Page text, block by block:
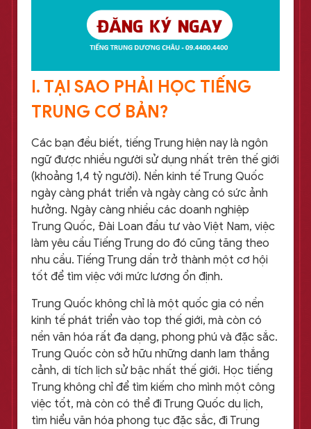
I. TẠI SAO PHẢI HỌC TIẾNG
TRUNG CƠ BẢN?
Các bạn đều biết, tiếng Trung hiện nay là ngôn
ngữ được nhiều người sử dụng nhất trên thế giới
(khoảng 1,4 tỷ người). Nền kinh tế Trung Quốc
ngày càng phát triển và ngày càng có sức ảnh
hưởng. Ngày càng nhiều các doanh nghiệp
Trung Quốc, Đài Loan đầu tư vào Việt Nam, việc
làm yêu cầu Tiếng Trung do đó cũng tăng theo
nhu cầu. Tiếng Trung dần trở thành một cơ hội
tốt để tìm việc với mức lương ổn định.
Trung Quốc không chỉ là một quốc gia có nền
kinh tế phát triển vào top thế giới, mà còn có
nền văn hóa rất đa dạng, phong phú và đặc sắc.
Trung Quốc còn sở hữu những danh lam thắng
cảnh, di tích lịch sử bậc nhất thế giới. Học tiếng
Trung không chỉ để tìm kiếm cho mình một công
việc tốt, mà còn có thể đi Trung Quốc du lịch,
tìm hiểu văn hóa phong tục đặc sắc, đi Trung